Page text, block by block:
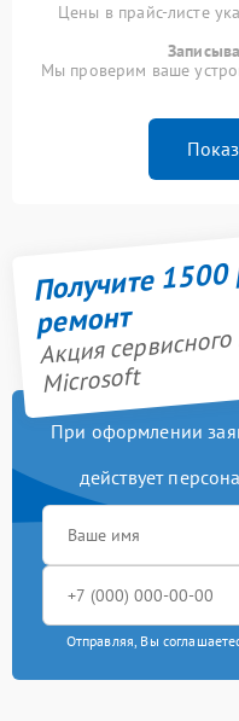
Цены в прайс-листе
Мы проверим ваше
Получите
ремонт
Акция
Microsoft
При оформлении
действует
Отправляя, Вы